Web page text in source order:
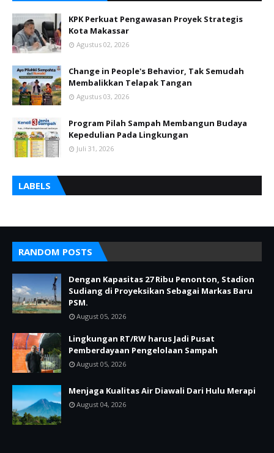
KPK Perkuat Pengawasan Proyek Strategis
Kota Makassar
Agustus 02, 2026
Change in People's Behavior, Tak Semudah
Membalikkan Telapak Tangan
Agustus 03, 2026
Program Pilah Sampah Membangun Budaya
Kepedulian Pada Lingkungan
Juli 31, 2026
LABELS
RANDOM POSTS
Dengan Kapasitas 27 Ribu Penonton, Stadion
Sudiang di Proyeksikan Sebagai Markas Baru
PSM.
August 05, 2026
Lingkungan RT/RW harus Jadi Pusat
Pemberdayaan Pengelolaan Sampah
August 05, 2026
Menjaga Kualitas Air Diawali Dari Hulu Merapi
August 04, 2026